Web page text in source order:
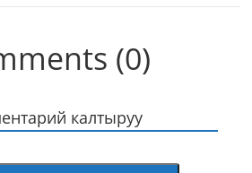
(0)
калтыруу